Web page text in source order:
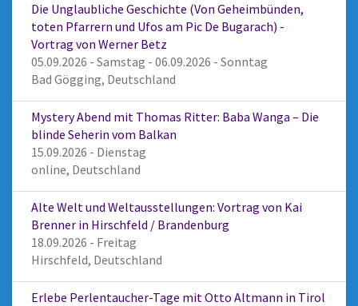
Die Unglaubliche Geschichte (Von Geheimbünden,
toten Pfarrern und Ufos am Pic De Bugarach) -
Vortrag von Werner Betz
05.09.2026 - Samstag - 06.09.2026 - Sonntag
Bad Gögging, Deutschland
Mystery Abend mit Thomas Ritter: Baba Wanga – Die
blinde Seherin vom Balkan
15.09.2026 - Dienstag
online, Deutschland
Alte Welt und Weltausstellungen: Vortrag von Kai
Brenner in Hirschfeld / Brandenburg
18.09.2026 - Freitag
Hirschfeld, Deutschland
Erlebe Perlentaucher-Tage mit Otto Altmann in Tirol